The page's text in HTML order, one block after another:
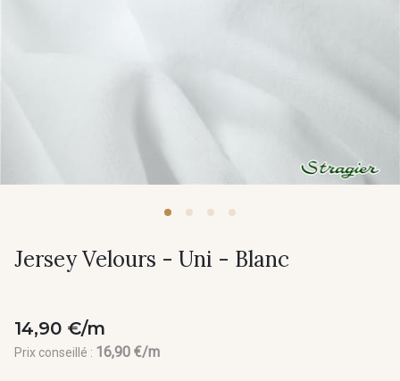
Jersey Velours - Uni - Blanc
14,90 €/m
Prix conseillé : 16,90 €/m